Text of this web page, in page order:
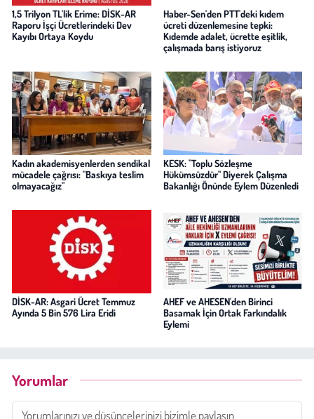
1,5 Trilyon TL'lik Erime: DİSK-AR
Raporu İşçi Ücretlerindeki Dev
Kayıbı Ortaya Koydu
Haber-Sen'den PTT'deki kıdem
ücreti düzenlemesine tepki:
Kıdemde adalet, ücrette eşitlik,
çalışmada barış istiyoruz
Kadın akademisyenlerden sendikal
mücadele çağrısı: "Baskıya teslim
olmayacağız"
KESK: "Toplu Sözleşme
Hükümsüzdür" Diyerek Çalışma
Bakanlığı Önünde Eylem Düzenledi
DİSK-AR: Asgari Ücret Temmuz
Ayında 5 Bin 576 Lira Eridi
AHEF ve AHESEN'den Birinci
Basamak İçin Ortak Farkındalık
Eylemi
Yorumlar